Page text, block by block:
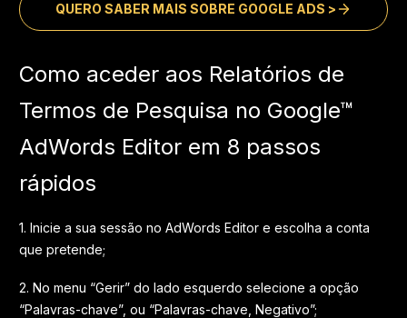
QUERO SABER MAIS SOBRE GOOGLE ADS >
Como aceder aos Relatórios de
Termos de Pesquisa no Google™
AdWords Editor em 8 passos
rápidos
1. Inicie a sua sessão no AdWords Editor e escolha a conta
que pretende;
2. No menu “Gerir” do lado esquerdo selecione a opção
“Palavras-chave”, ou “Palavras-chave, Negativo”;